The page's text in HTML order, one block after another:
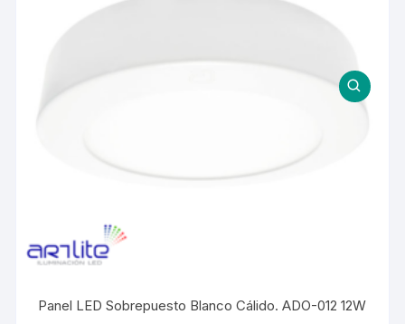
Panel LED Sobrepuesto Blanco Cálido. ADO-012 12W